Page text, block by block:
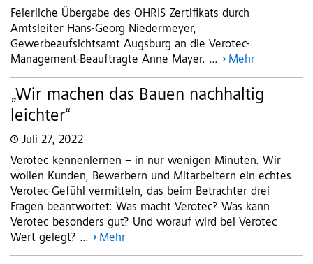
Feierliche Übergabe des OHRIS Zertifikats durch
Amtsleiter Hans-Georg Niedermeyer,
Gewerbeaufsichtsamt Augsburg an die Verotec-
Management-Beauftragte Anne Mayer. ...
Mehr
„Wir machen das Bauen nachhaltig
leichter“
Juli 27, 2022
Verotec kennenlernen – in nur wenigen Minuten. Wir
wollen Kunden, Bewerbern und Mitarbeitern ein echtes
Verotec-Gefühl vermitteln, das beim Betrachter drei
Fragen beantwortet: Was macht Verotec? Was kann
Verotec besonders gut? Und worauf wird bei Verotec
Wert gelegt? ...
Mehr